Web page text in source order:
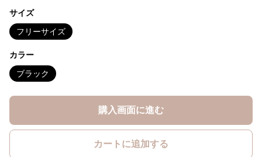
サイズ
フリーサイズ
カラー
ブラック
購入画面に進む
カートに追加する